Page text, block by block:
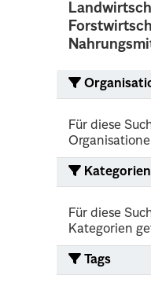
Für diese
Kategorien
Für diese
Kategorien
Tags